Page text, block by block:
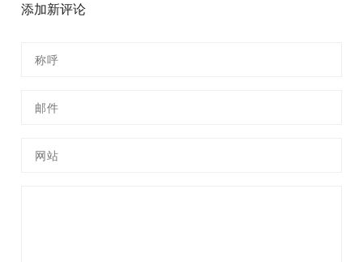
添加新评论